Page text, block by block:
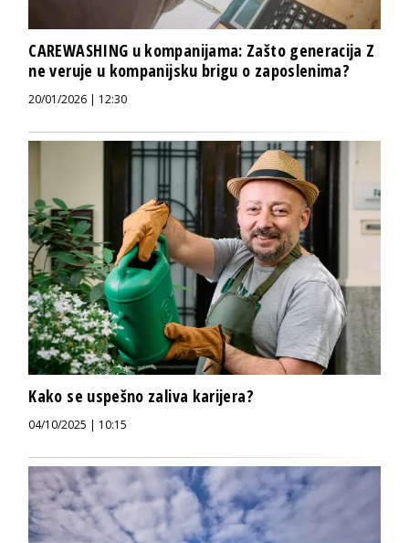
CAREWASHING u kompanijama: Zašto generacija Z
ne veruje u kompanijsku brigu o zaposlenima?
20/01/2026 | 12:30
Kako se uspešno zaliva karijera?
04/10/2025 | 10:15